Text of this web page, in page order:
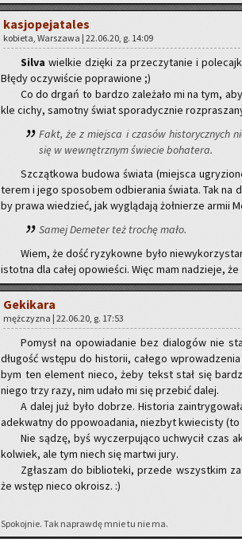
ka­sjo­pe­ja­ta­les
ko­bie­ta, War­sza­wa | 22.06.20, g. 14:09
Silvawiel­kie dzię­ki za prze­czy­ta­nie i
Błędy oczy­wi­ście po­pra­wio­ne ;)
Co do drgań to bar­dzo za­le­ża­ło mi na tym,
kle cichy, sa­mot­ny świat spo­ra­dycz­nie
Fakt, że z miej­sca i cza­sów hi­sto­rycz­nych
się w we­wnętrz­nym świe­cie bo­ha­te­ra.
Szcząt­ko­wa bu­do­wa świa­ta (miej­sca
te­rem i jego spo­so­bem od­bie­ra­nia świa­ta. Tak na
by prawa wie­dzieć, jak wy­glą­da­ją żoł­nie­rze armii
Samej De­me­ter też tro­chę mało.
Wiem, że dość ry­zy­kow­ne było
istot­na dla całej opo­wie­ści. Więc mam na­dzie­je,
Ge­ki­ka­ra
męż­czy­zna | 22.06.20, g. 17:53
Po­mysł na opo­wia­da­nie bez dia­lo­gów nie
dłu­gość wstę­pu do hi­sto­rii, ca­łe­go
bym ten ele­ment nieco, żeby tekst stał się
niego trzy razy, nim udało mi się prze­bić dalej.
A dalej już było do­brze. Hi­sto­ria
ade­kwat­ny do ppo­wo­ada­nia, nie­zbyt kwie­ci­sty
Nie sądzę, byś wy­czer­pu­ją­co uchwy­cił czas
kol­wiek, ale tym niech się mar­twi jury.
Zgła­szam do bi­blio­te­ki, przede wszyst­kim
że wstęp nieco okro­isz. :)
Spo­koj­nie. Tak na­praw­dę mnie tu nie ma.